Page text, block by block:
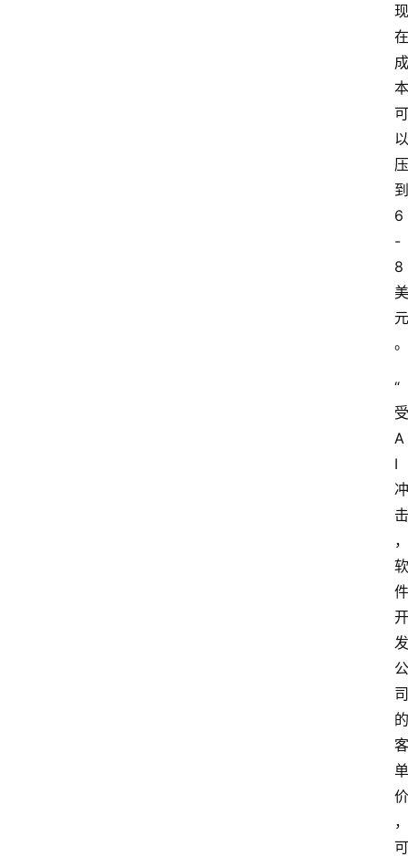
现
在
成
本
可
以
压
到
6
-
8
美
元
。
“
受
A
I
冲
击
，
软
件
开
发
公
司
的
客
单
价
，
可